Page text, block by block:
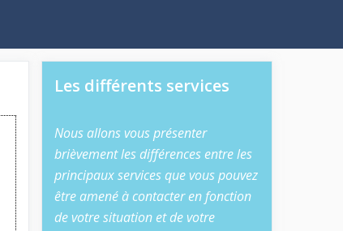
Les différents services
Nous allons vous présenter
brièvement les différences entre les
principaux services que vous pouvez
être amené à contacter en fonction
de votre situation et de votre